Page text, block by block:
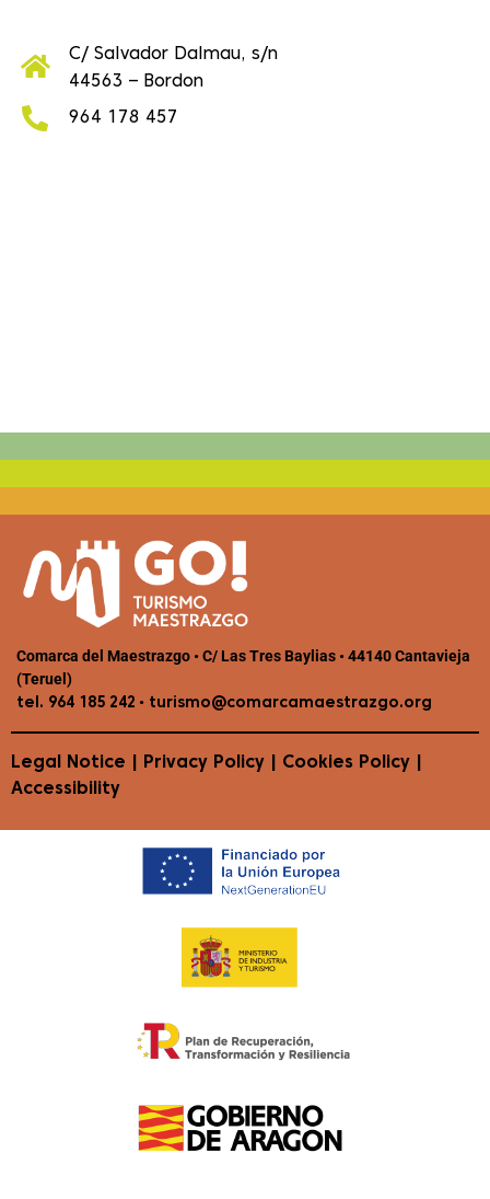
C/ Salvador Dalmau, s/n
44563 – Bordon
964 178 457
Comarca del Maestrazgo • C/ Las Tres Baylias • 44140 Cantavieja
(Teruel)
tel. 964 185 242 • turismo@comarcamaestrazgo.org
Legal Notice Privacy Policy Cookies Policy
Accessibility